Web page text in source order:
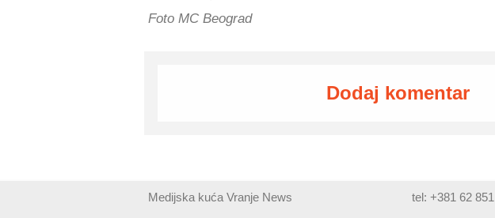
Foto MC Beograd
Dodaj komentar
Medijska kuća Vranje News
tel: +381 62